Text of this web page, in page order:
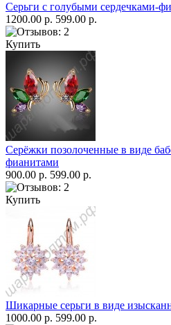
Серьги с голубыми сердечками-
1200.00 р. 599.00 р.
Купить
Серёжки позолоченные в виде
фианитами
900.00 р. 599.00 р.
Купить
Шикарные серьги в виде
1000.00 р. 599.00 р.